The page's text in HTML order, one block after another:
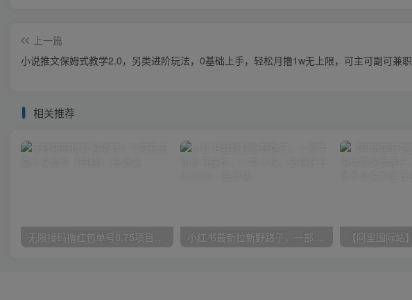
上一篇
小说推文保姆式教学2.0，另类进阶玩法，0基础上手，轻松月撸1w无上限，可主可副可兼职
相关推荐